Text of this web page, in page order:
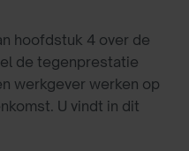
hoofdstuk 4 over de
de tegenprestatie
werkgever werken op
U vindt in dit